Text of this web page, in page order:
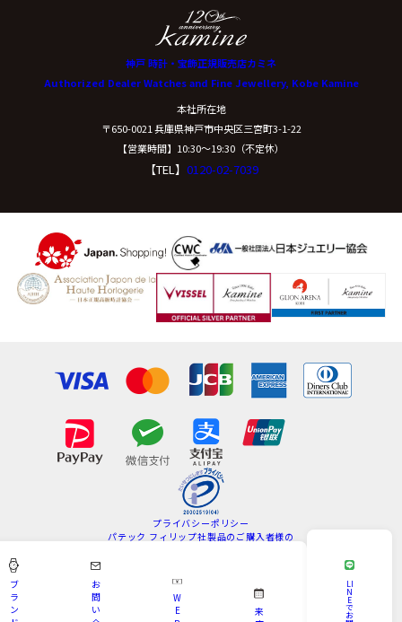
神戸 時計・宝飾正規販売店カミネ
Authorized Dealer Watches and Fine Jewellery, Kobe Kamine
本社所在地
〒650-0021 兵庫県神戸市中央区三宮町3-1-22
【営業時間】10:30〜19:30（不定休）
【TEL】 0120-02-7039
プライバシーポリシー
パテック フィリップ社製品のご購入者様の
サイトマップ
Copyright © KAMINE All Rights Reserved.
ブ
ラ
ン
お
問
い
W
E 来
LI
N
E
で
お